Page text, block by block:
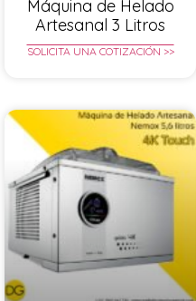
Máquina de Helado
Artesanal 3 Litros
SOLICITA UNA COTIZACIÓN >>